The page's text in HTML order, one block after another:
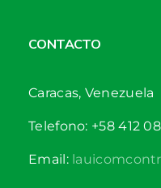
CONTACTO
Caracas, Venezuela
Telefono: +58 412
Email: